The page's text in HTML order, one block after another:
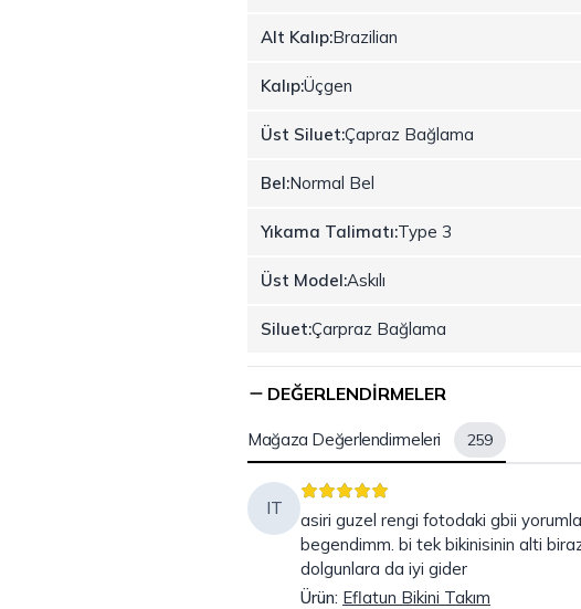
Alt Kalıp:Brazilian
Kalıp:Üçgen
Üst Siluet:Çapraz Bağlama
Bel:Normal Bel
Yıkama Talimatı:Type 3
Üst Model:Askılı
Siluet:Çarpraz Bağlama
DEĞERLENDIRMELER
Mağaza Değerlendirmeleri 259
IT
asiri guzel rengi fotodaki gbii
begendimm. bi tek bikinisinin alti
dolgunlara da iyi gider
Ürün: Eflatun Bikini Takım